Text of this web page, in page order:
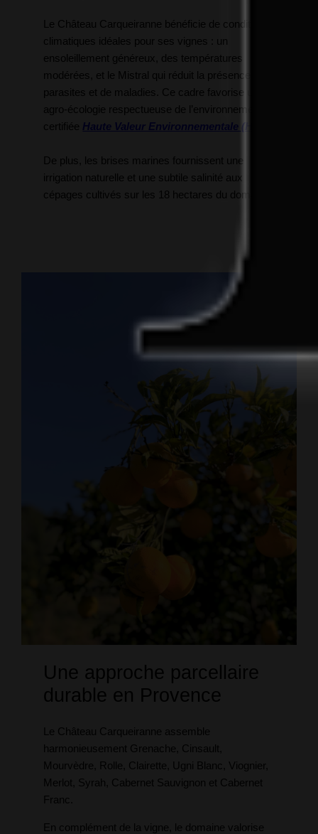
Le Château Carqueiranne bénéficie de conditions
climatiques idéales pour ses vignes : un
ensoleillement généreux, des températures
modérées, et le Mistral qui réduit la présence de
parasites et de maladies. Ce cadre favorise une
agro-écologie respectueuse de l’environnement,
certifiée Haute Valeur Environnementale (HVE).
De plus, les brises marines fournissent une
irrigation naturelle et une subtile salinité aux
cépages cultivés sur les 18 hectares du domaine.
Une approche parcellaire
durable en Provence
Le Château Carqueiranne assemble
harmonieusement Grenache, Cinsault,
Mourvèdre, Rolle, Clairette, Ugni Blanc, Viognier,
Merlot, Syrah, Cabernet Sauvignon et Cabernet
Franc.
En complément de la vigne, le domaine valorise